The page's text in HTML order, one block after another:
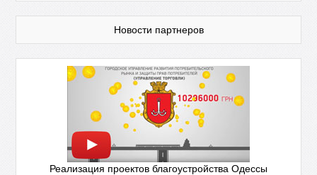
Новости партнеров
Реализация проектов благоустройства Одессы